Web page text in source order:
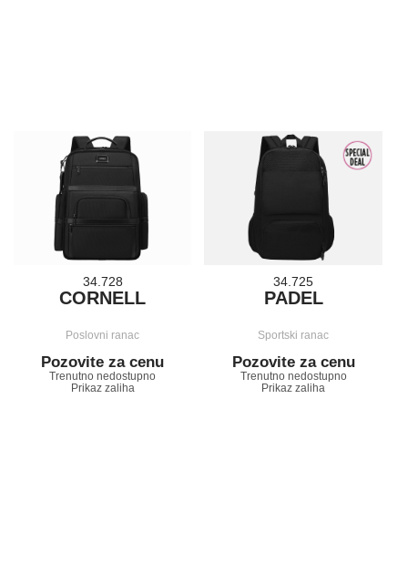
34.728
CORNELL
Poslovni ranac
Pozovite za cenu
Trenutno nedostupno
Prikaz zaliha
34.725
PADEL
Sportski ranac
Pozovite za cenu
Trenutno nedostupno
Prikaz zaliha